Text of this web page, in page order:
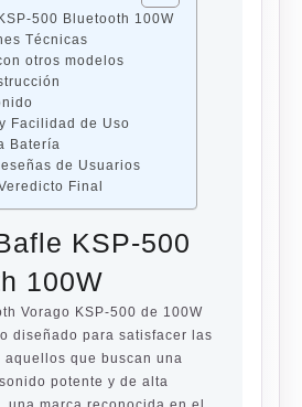
500 Bluetooth 100W
Técnicas
otros modelos
Facilidad de Uso
Batería
de Usuarios
Final
KSP-500
100W
Vorago KSP-500 de 100W
diseñado para satisfacer las
aquellos que buscan una
potente y de alta